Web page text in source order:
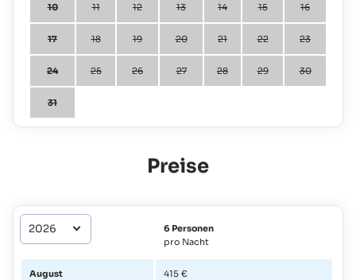
10 11 12 13 14 15 16
17 18 19 20 21 22 23
24 25 26 27 28 29 30
31
Preise
6 Personen
pro Nacht
August 415 €